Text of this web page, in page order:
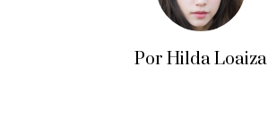
Por Hilda Loaiza